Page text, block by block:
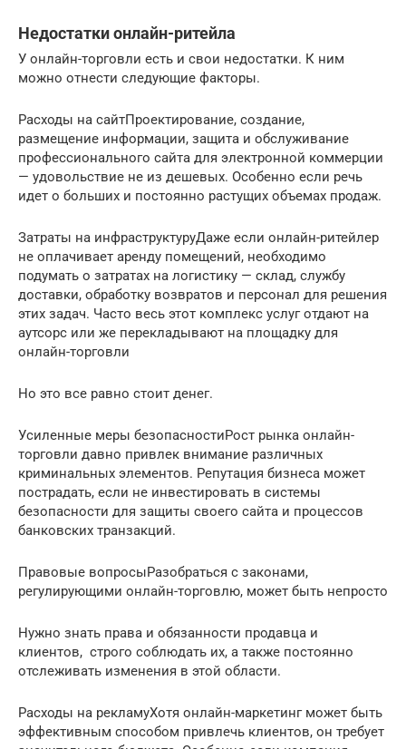
Недостатки онлайн-ритейла
У онлайн-торговли есть и свои недостатки. К ним
можно отнести следующие факторы.
Расходы на сайтПроектирование, создание,
размещение информации, защита и обслуживание
профессионального сайта для электронной коммерции
— удовольствие не из дешевых. Особенно если речь
идет о больших и постоянно растущих объемах продаж.
Затраты на инфраструктуруДаже если онлайн-ритейлер
не оплачивает аренду помещений, необходимо
подумать о затратах на логистику — склад, службу
доставки, обработку возвратов и персонал для решения
этих задач. Часто весь этот комплекс услуг отдают на
аутсорс или же перекладывают на площадку для
онлайн-торговли
Но это все равно стоит денег.
Усиленные меры безопасностиРост рынка онлайн-
торговли давно привлек внимание различных
криминальных элементов. Репутация бизнеса может
пострадать, если не инвестировать в системы
безопасности для защиты своего сайта и процессов
банковских транзакций.
Правовые вопросыРазобраться с законами,
регулирующими онлайн-торговлю, может быть непросто
Нужно знать права и обязанности продавца и
клиентов, строго соблюдать их, а также постоянно
отслеживать изменения в этой области.
Расходы на рекламуХотя онлайн-маркетинг может быть
эффективным способом привлечь клиентов, он требует